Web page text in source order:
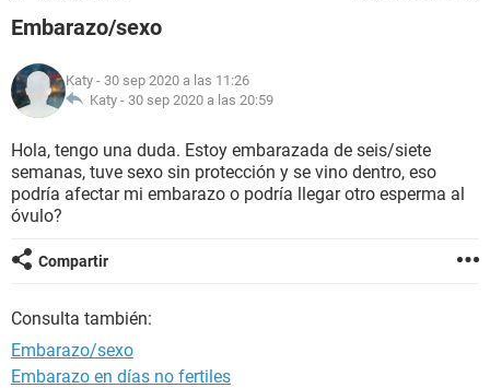
NUTRICIÓN
BIENESTAR
SEXUALIDAD
GLOSARIO
Embarazo/sexo
Katy - 30 sep 2020 a las 11:26
Katy - 30 sep 2020 a las 20:59
Hola, tengo una duda. Estoy embarazada de seis/siete
semanas, tuve sexo sin protección y se vino dentro, eso
podría afectar mi embarazo o podría llegar otro esperma al
óvulo?
Compartir
Consulta también:
Embarazo/sexo
Embarazo en días no fertiles